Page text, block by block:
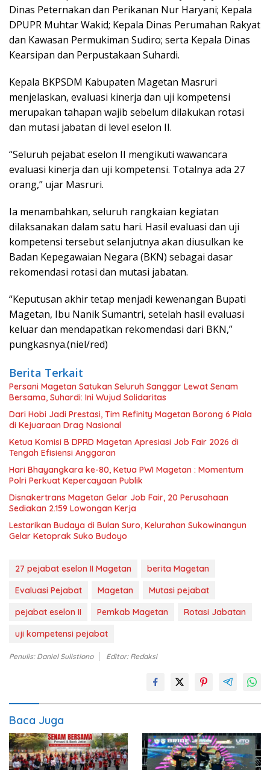
Dinas Peternakan dan Perikanan Nur Haryani; Kepala
DPUPR Muhtar Wakid; Kepala Dinas Perumahan Rakyat
dan Kawasan Permukiman Sudiro; serta Kepala Dinas
Kearsipan dan Perpustakaan Suhardi.
Kepala BKPSDM Kabupaten Magetan Masruri
menjelaskan, evaluasi kinerja dan uji kompetensi
merupakan tahapan wajib sebelum dilakukan rotasi
dan mutasi jabatan di level eselon II.
“Seluruh pejabat eselon II mengikuti wawancara
evaluasi kinerja dan uji kompetensi. Totalnya ada 27
orang,” ujar Masruri.
Ia menambahkan, seluruh rangkaian kegiatan
dilaksanakan dalam satu hari. Hasil evaluasi dan uji
kompetensi tersebut selanjutnya akan diusulkan ke
Badan Kepegawaian Negara (BKN) sebagai dasar
rekomendasi rotasi dan mutasi jabatan.
“Keputusan akhir tetap menjadi kewenangan Bupati
Magetan, Ibu Nanik Sumantri, setelah hasil evaluasi
keluar dan mendapatkan rekomendasi dari BKN,”
pungkasnya.(niel/red)
Berita Terkait
Persani Magetan Satukan Seluruh Sanggar Lewat Senam
Bersama, Suhardi: Ini Wujud Solidaritas
Dari Hobi Jadi Prestasi, Tim Refinity Magetan Borong 6 Piala
di Kejuaraan Drag Nasional
Ketua Komisi B DPRD Magetan Apresiasi Job Fair 2026 di
Tengah Efisiensi Anggaran
Hari Bhayangkara ke-80, Ketua PWI Magetan : Momentum
Polri Perkuat Kepercayaan Publik
Disnakertrans Magetan Gelar Job Fair, 20 Perusahaan
Sediakan 2.159 Lowongan Kerja
Lestarikan Budaya di Bulan Suro, Kelurahan Sukowinangun
Gelar Ketoprak Suko Budoyo
27 pejabat eselon II Magetan
berita Magetan
Evaluasi Pejabat
Magetan
Mutasi pejabat
pejabat eselon II
Pemkab Magetan
Rotasi Jabatan
uji kompetensi pejabat
Penulis: Daniel Sulistiono Editor: Redaksi
Baca Juga